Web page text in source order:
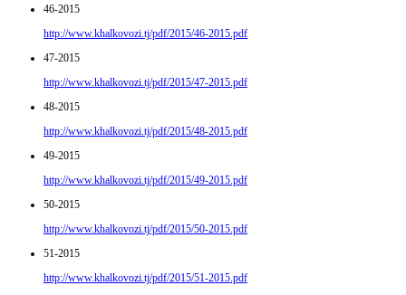
46-2015
http://www.khalkovozi.tj/pdf/2015/46-2015.pdf
47-2015
http://www.khalkovozi.tj/pdf/2015/47-2015.pdf
48-2015
http://www.khalkovozi.tj/pdf/2015/48-2015.pdf
49-2015
http://www.khalkovozi.tj/pdf/2015/49-2015.pdf
50-2015
http://www.khalkovozi.tj/pdf/2015/50-2015.pdf
51-2015
http://www.khalkovozi.tj/pdf/2015/51-2015.pdf